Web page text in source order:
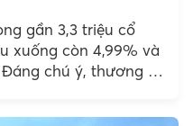
gần 3,3 triệu cổ
xuống còn 4,99% và
chú ý, thương vụ